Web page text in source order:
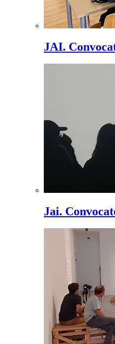
JAI.
Jai.